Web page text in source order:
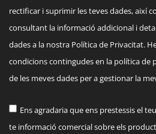
rectificar i suprimir les teves dades, així
consultant la informació addicional i
dades a la nostra Política de Privacitat.
condicions contingudes en la política de
de les meves dades per a gestionar la
Ens agradaria que ens prestessis el
te informació comercial sobre els